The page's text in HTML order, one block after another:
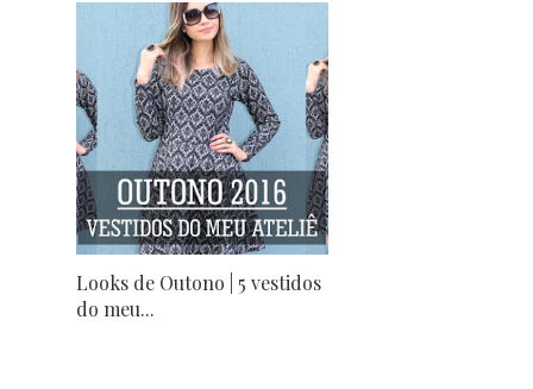
Looks de Outono | 5 vestidos
do meu...